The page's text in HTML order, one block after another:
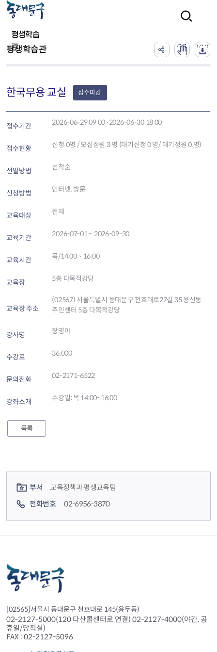
평생학습
관
평생학습관
한국무용 교실 접수마감
접수기간 2026-06-29 09:00~2026-06-30 18:00
접수현황 신청 0명 / 모집정원 3 명 (대기신청 0 명/ 대기정원 0 명)
선발방법 선착순
신청방법 인터넷, 방문
교육대상 전체
교육기간 2026-07-01 ~ 2026-09-30
교육시간 목/14:00 ~ 16:00
교육장 5층 다목적강당
교육장 주소
(02567) 서울특별시 동대문구 천호대로27길 35 용신동
주민센터 5층 다목적강당
강사명 장영아
수강료 36,000
문의전화 02-2171-6522
강좌소개 수강일: 목 14:00~16:00
목록
부서
교육정책과 평생교육팀
전화번호
02-6956-3870
[02565]서울시 동대문구 천호대로 145(용두동)
02-2127-5000(120 다산콜센터로 연결) 02-2127-4000(야간, 공
휴일/당직실)
FAX : 02-2127-5096